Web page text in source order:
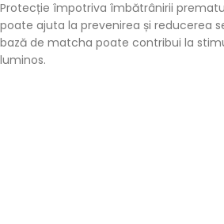
Protecție împotriva îmbătrânirii
poate ajuta la prevenirea și reducerea
bază de matcha poate contribui la
luminos.